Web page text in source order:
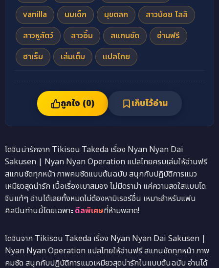
vanilla
นมเด็ก มุขตลก
สาวน้อย โลลิ
สาวหูสัตว์
สาวอึ๋ม สแกนชัด
อ่านฟรี
ฮาเร็ม
เล่มเต็ม แปลไทย
ถูกใจ (0) เก็บไว้อ่าน
โดจินน่ารักจาก Tikisou Takeda เรื่อง Nyan Nyan Dai
Sakusen | Nyan Nyan Operation แปลไทยครบเล่มให้อ่านฟรี
สแกนชัดทุกหน้า ภาพคมชัดแบบต้นฉบับ สนุกกับปฏิบัติการแมว
เหมียวสุดน่ารัก เนื้อเรื่องเบาสมอง ไม่มีดราม่า แค่ความสดใสแบบโด
จินแท้ๆ อ่านได้เลยทั้งหมดไม่ต้องหามิเรอร์อื่น เหมาะสำหรับแฟน
ศิลปินท่านนี้โดยเฉพาะดีลพิเศษที่ห้ามพลาด!
โดจินจาก Tikisou Takeda เรื่อง Nyan Nyan Dai Sakusen |
Nyan Nyan Operation แปลไทยให้อ่านฟรี สแกนชัดทุกหน้า ภาพ
คมชัด สนุกกับปฏิบัติการแมวเหมียวสุดน่ารักในแบบต้นฉบับ อ่านได้